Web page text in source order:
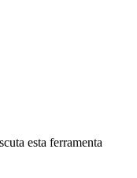
esta ferramenta